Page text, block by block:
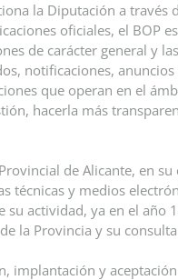
la Diputación a través
oficiales, el BOP
de carácter general y
notificaciones,
que operan en el
hacerla más
de Alicante, en
técnicas y medios
su actividad, ya en el año
la Provincia y su
implantación y